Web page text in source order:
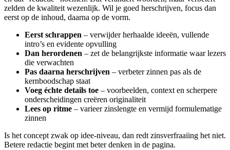
zelden de kwaliteit wezenlijk. Wil je goed herschrijven, focus dan
eerst op de inhoud, daarna op de vorm.
Eerst schrappen – verwijder herhaalde ideeën, vullende
intro’s en evidente opvulling
Dan herordenen – zet de belangrijkste informatie waar lezers
die verwachten
Pas daarna herschrijven – verbeter zinnen pas als de
kernboodschap staat
Voeg échte details toe – voorbeelden, context en scherpere
onderscheidingen creëren originaliteit
Lees op ritme – varieer zinslengte en vermijd formulematige
zinnen
Is het concept zwak op idee-niveau, dan redt zinsverfraaiing het niet.
Betere redactie begint met beter denken in de pagina.